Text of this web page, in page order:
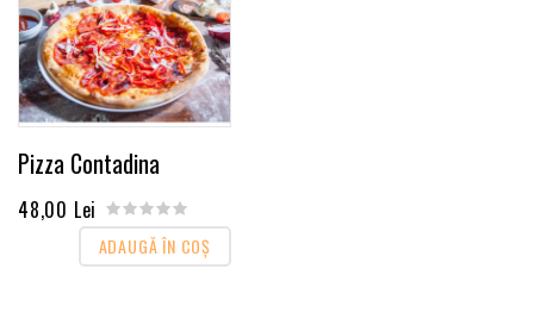
Pizza Contadina
48,00 Lei
ADAUGĂ ÎN COŞ